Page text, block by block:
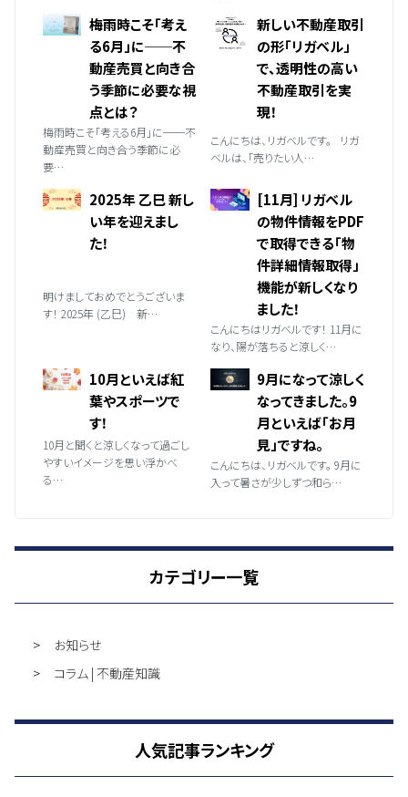
カテゴリー一覧
お知らせ
コラム | 不動産知識
梅雨時こそ「考え
る6月」に──不
動産売買と向き合
う季節に必要な視
点とは？
梅雨時こそ「考える6月」に──不
動産売買と向き合う季節に必
要…
新しい不動産取引
の形「リガベル」
で、透明性の高い
不動産取引を実
現！
こんにちは、リガベルです。 リガ
ベルは、「売りたい人…
2025年 乙巳 新し
い年を迎えまし
た！
明けましておめでとうございま
す！ 2025年 (乙巳) 新…
[11月] リガベル
の物件情報をPDF
で取得できる「物
件詳細情報取得」
機能が新しくなり
ました！
こんにちはリガベルです！ 11月に
なり、陽が落ちると涼しく…
10月といえば紅
葉やスポーツで
す！
10月と聞くと涼しくなって過ごし
やすいイメージを思い浮かべ
る…
9月になって涼しく
なってきました。9
月といえば「お月
見」ですね。
こんにちは、リガベルです。 9月に
入って暑さが少しずつ和ら…
人気記事ランキング